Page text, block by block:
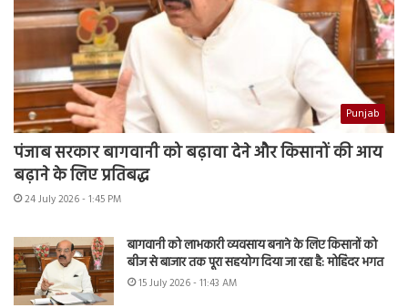
Punjab
पंजाब सरकार बागवानी को बढ़ावा देने और किसानों की आय
बढ़ाने के लिए प्रतिबद्ध
24 July 2026 - 1:45 PM
बागवानी को लाभकारी व्यवसाय बनाने के लिए किसानों को
बीज से बाजार तक पूरा सहयोग दिया जा रहा है: मोहिंदर भगत
15 July 2026 - 11:43 AM